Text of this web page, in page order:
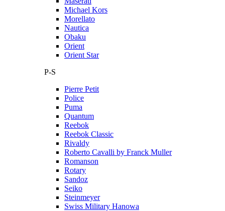
Michael Kors
Morellato
Nautica
Obaku
Orient
Orient Star
P-S
Pierre Petit
Police
Puma
Quantum
Reebok
Reebok Classic
Rivaldy
Roberto Cavalli by Franck Muller
Romanson
Rotary
Sandoz
Seiko
Steinmeyer
Swiss Military Hanowa